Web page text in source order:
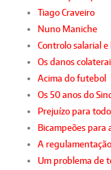
Tiago Craveiro
Nuno Maniche
Controlo salarial
Os danos
Acima do futebol
Os 50 anos do
Prejuízo para
Bicampeões para
A
Um problema de